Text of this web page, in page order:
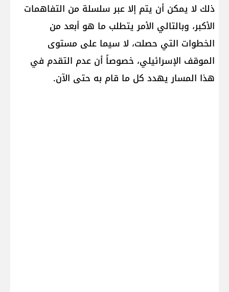
ذلك لا يمكن أن يتم إلا عبر سلسلة من التفاهمات
الأكبر، وبالتالي الأمر يتطلب ما هو أبعد من
الخطوات التي حصلت، لا سيما على مستوى
الموقف الإسرائيلي، خصوصاً أن عدم التقدم في
هذا المسار يهدد كل ما قام به حتى الآن.